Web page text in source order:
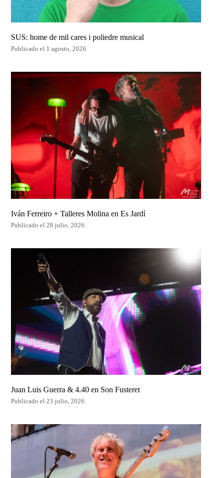
SUS: home de mil cares i poliedre musical
Publicado el 1 agosto, 2026
Iván Ferreiro + Talleres Molina en Es Jardí
Publicado el 28 julio, 2026
Juan Luis Guerra & 4.40 en Son Fusteret
Publicado el 23 julio, 2026